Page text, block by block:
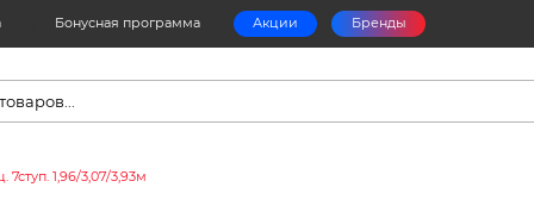
Бонусная программа Акции Бренды
7ступ. 1,96/3,07/3,93м